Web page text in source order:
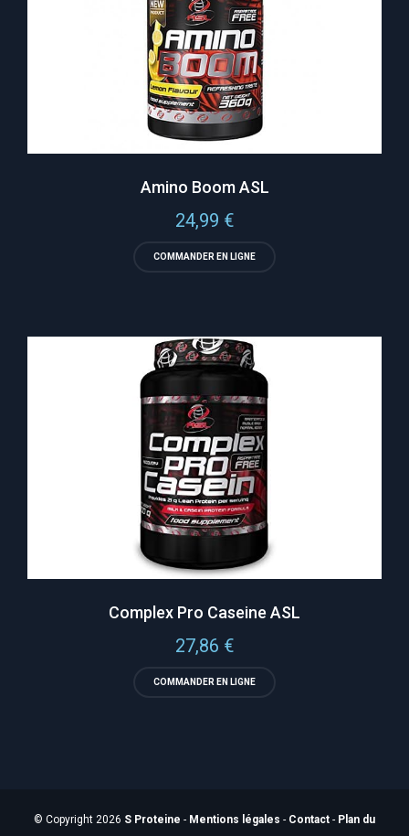
Amino Boom ASL
24,99 €
COMMANDER EN LIGNE
Complex Pro Caseine ASL
27,86 €
COMMANDER EN LIGNE
© Copyright 2026 S Proteine - Mentions légales - Contact - Plan du